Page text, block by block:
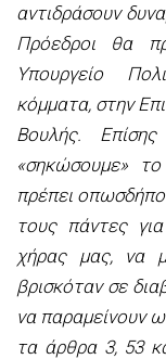
αντιδράσουν
Πρόεδροι θα
Υπουργείο
κόμματα, στην
Βουλής.
«σηκώσουμε»
πρέπει
τους πάντες
χήρας μας, να
βρισκόταν σε
να παραμείνουν
τα άρθρα 3, 53